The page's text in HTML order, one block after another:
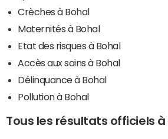
Crèches à Bohal
Maternités à Bohal
Etat des risques à Bohal
Accès aux soins à Bohal
Délinquance à Bohal
Pollution à Bohal
Tous les résultats officiels à